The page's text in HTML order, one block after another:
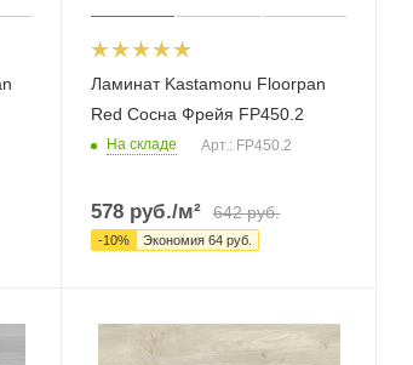
Ламинат Kastamonu Floorpan
Red Сосна Фрейя FP450.2
На складе Арт.: FP450.2
578 руб./м² 642руб.
-10% Экономия64 руб.